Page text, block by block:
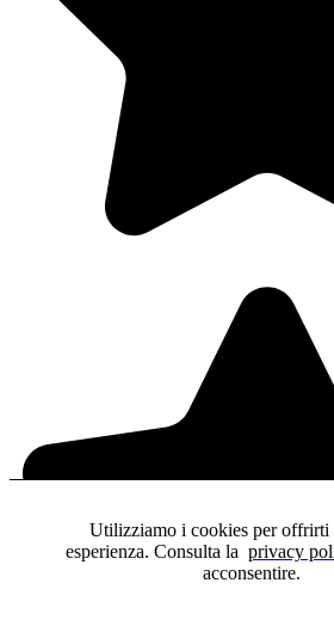
Utilizziamo i cookies per offrirti
esperienza. Consulta la privacy
acconsentire.